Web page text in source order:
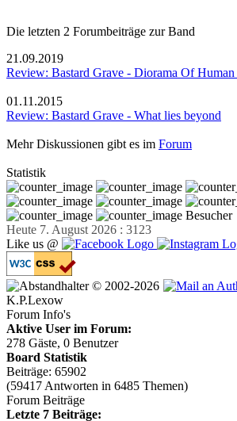
Die letzten 2 Forumbeiträge zur Band
21.09.2019
Review: Bastard Grave - Diorama Of
01.11.2015
Review: Bastard Grave - What lies beyond
Mehr Diskussionen gibt es im Forum
Statistik
Besucher
Heute 7. August 2026 : 3123
Like us @
© 2002-2026
K.P.Lexow
Forum Info's
Aktive User im Forum:
278 Gäste, 0 Benutzer
Board Statistik
Beiträge: 65902
(59417 Antworten in 6485 Themen)
Forum Beiträge
Letzte 7 Beiträge: